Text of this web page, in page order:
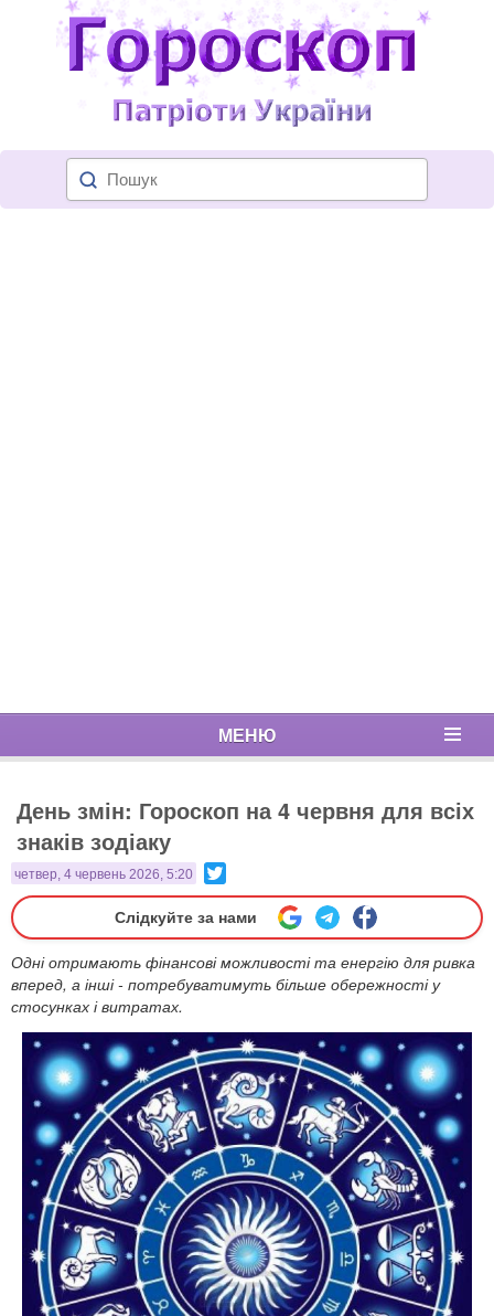
МЕНЮ
День змін: Гороскоп на 4 червня для всіх
знаків зодіаку
четвер, 4 червень 2026, 5:20
Слідкуйте за нами
Одні отримають фінансові можливості та енергію для ривка
вперед, а інші - потребуватимуть більше обережності у
стосунках і витратах.